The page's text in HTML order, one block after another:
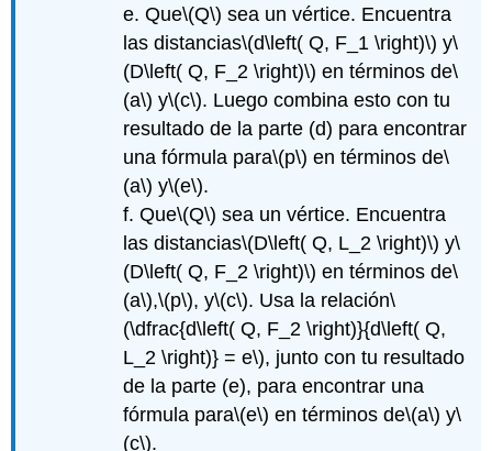
e. Que\(Q\) sea un vértice. Encuentra
las distancias\(d\left( Q, F_1 \right)\) y\
(D\left( Q, F_2 \right)\) en términos de\
(a\) y\(c\). Luego combina esto con tu
resultado de la parte (d) para encontrar
una fórmula para\(p\) en términos de\
(a\) y\(e\).
f. Que\(Q\) sea un vértice. Encuentra
las distancias\(D\left( Q, L_2 \right)\) y\
(D\left( Q, F_2 \right)\) en términos de\
(a\),\(p\), y\(c\). Usa la relación\
(\dfrac{d\left( Q, F_2 \right)}{d\left( Q,
L_2 \right)} = e\), junto con tu resultado
de la parte (e), para encontrar una
fórmula para\(e\) en términos de\(a\) y\
(c\).